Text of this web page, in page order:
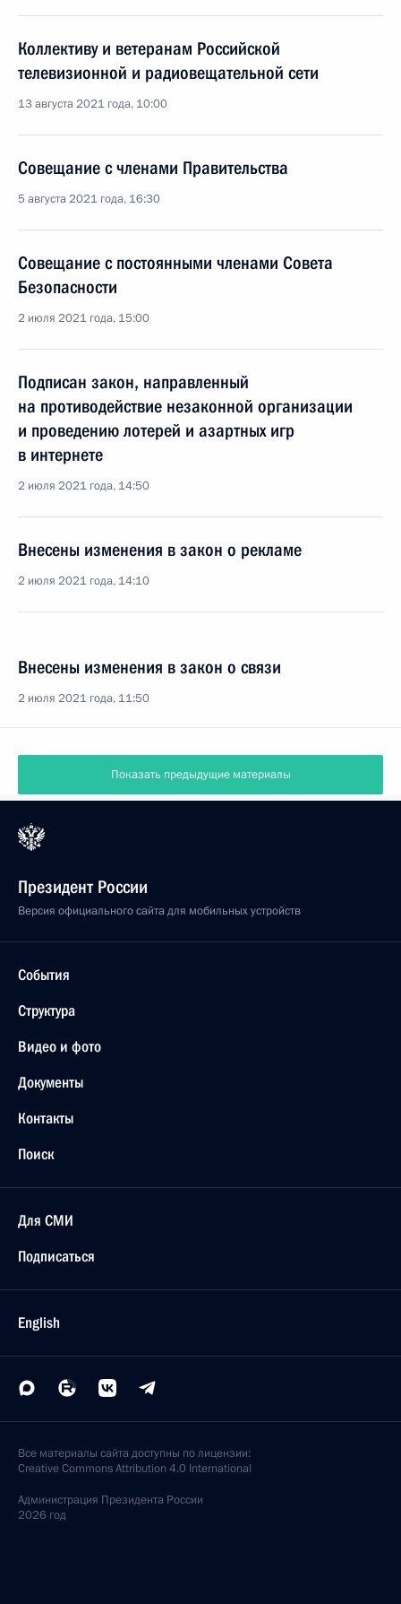
Коллективу и ветеранам Российской
телевизионной и радиовещательной сети
13 августа 2021 года, 10:00
Совещание с членами Правительства
5 августа 2021 года, 16:30
Совещание с постоянными членами Совета
Безопасности
2 июля 2021 года, 15:00
Подписан закон, направленный
на противодействие незаконной организации
и проведению лотерей и азартных игр
в интернете
2 июля 2021 года, 14:50
Внесены изменения в закон о рекламе
2 июля 2021 года, 14:10
Внесены изменения в закон о связи
2 июля 2021 года, 11:50
Показать предыдущие материалы
Президент России
Версия официального сайта для мобильных устройств
События
Структура
Видео и фото
Документы
Контакты
Поиск
Для СМИ
Подписаться
English
Все материалы сайта доступны по лицензии:
Creative Commons Attribution 4.0 International
Администрация Президента России
2026 год